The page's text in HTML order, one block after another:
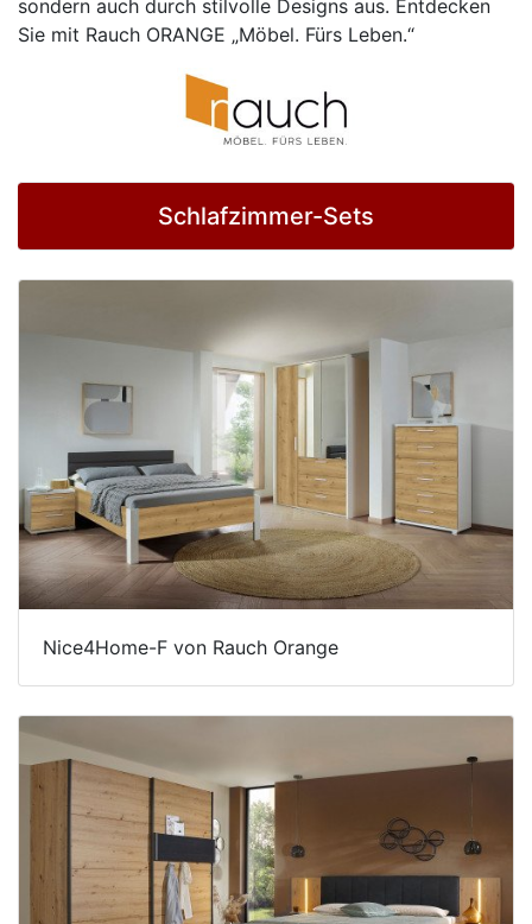
sondern auch durch stilvolle Designs aus. Entdecken
Sie mit Rauch ORANGE „Möbel. Fürs Leben.“
Schlafzimmer-Sets
Nice4Home-F von Rauch Orange
Schränke
Betten
Massivholzbetten
Schlafzimmer-
Kommoden
Kleiderständer
Herrendiener
Spiegel